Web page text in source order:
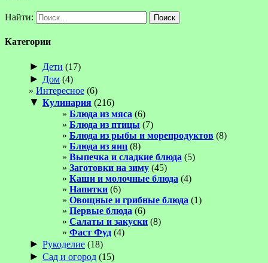
Найти:
Категории
► Дети (17)
► Дом (4)
Интересное (6)
▼ Кулинария (216)
Блюда из мяса (6)
Блюда из птицы (7)
Блюда из рыбы и морепродуктов (8)
Блюда из яиц (8)
Выпечка и сладкие блюда (5)
Заготовки на зиму (45)
Каши и молочные блюда (4)
Напитки (6)
Овощные и грибные блюда (1)
Первые блюда (6)
Салаты и закуски (8)
Фаст Фуд (4)
► Рукоделие (18)
► Сад и огород (15)